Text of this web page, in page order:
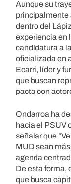
Aunque su
principalmente
dentro del
experiencia en
candidatura a
oficializada en
Ecarri, líder y
que buscan
pacta con
Ondarroa ha
hacia el PSUV
señalar que
MUD sean
agenda
De esta forma,
que busca